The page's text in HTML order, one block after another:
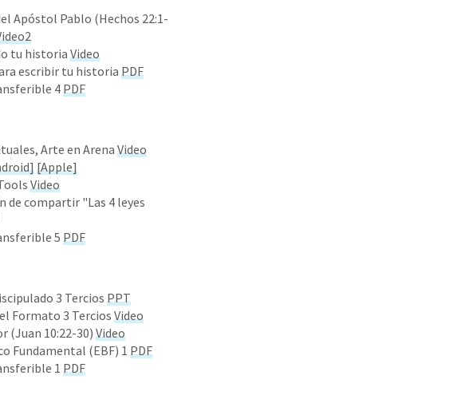
Apóstol Pablo (Hechos 22:1-
tu historiaVideo
escribir tu historiaPDF
4PDF
Arte en ArenaVideo
[Apple]
Video
de compartir "Las 4 leyes
5PDF
3 TerciosPPT
Formato 3 TerciosVideo
(Juan 10:22-30)Video
Fundamental (EBF) 1PDF
1PDF